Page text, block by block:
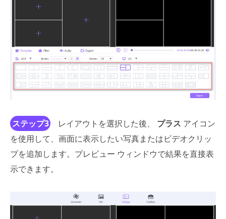
ステップ3 レイアウトを選択した後、 プラス アイコン
を使用して、画面に表示したい写真またはビデオクリッ
プを追加します。プレビュー ウィンドウで結果を直接表
示できます。